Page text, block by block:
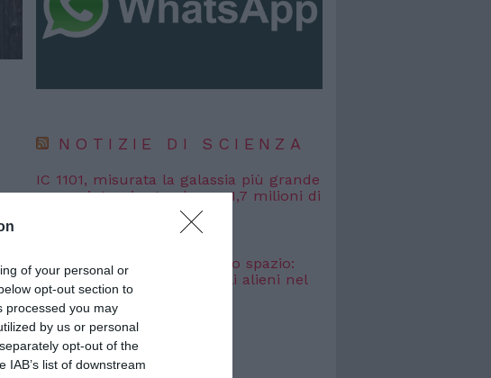
of your personal or
opt-out section to
processed you may
by us or personal
opt-out of the
list of downstream
del
NOTIZIE DI SCIENZA
IC 1101, misurata la galassia più grande
conosciuta: si estende per 1,7 milioni di
“Fari cosmici” nascosti nello spazio:
potremmo cercare i segnali alieni nel
posto sbagliato
4 Agosto 2026
NOTIZIE DI